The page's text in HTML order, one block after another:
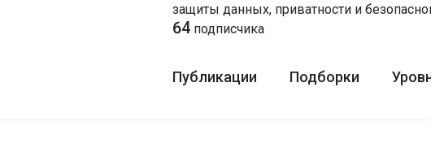
защиты данных, приватности и
64 подписчика
Публикации Подборки